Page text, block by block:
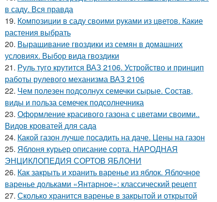
в саду. Вся правда
19. Композиции в саду своими руками из цветов. Какие
растения выбрать
20. Выращивание гвоздики из семян в домашних
условиях. Выбор вида гвоздики
21. Руль туго крутится ВАЗ 2106. Устройство и принцип
работы рулевого механизма ВАЗ 2106
22. Чем полезен подсолнух семечки сырые. Состав,
виды и польза семечек подсолнечника
23. Оформление красивого газона с цветами своими..
Видов кроватей для сада
24. Какой газон лучше посадить на даче. Цены на газон
25. Яблоня курьер описание сорта. НАРОДНАЯ
ЭНЦИКЛОПЕДИЯ СОРТОВ ЯБЛОНИ
26. Как закрыть и хранить варенье из яблок. Яблочное
варенье дольками «Янтарное»: классический рецепт
27. Сколько хранится варенье в закрытой и открытой